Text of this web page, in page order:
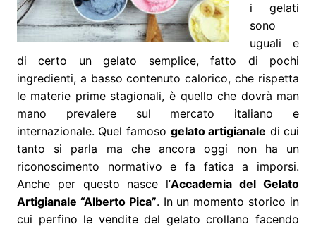
i gelati
sono
uguali e
di certo un gelato semplice, fatto di pochi
ingredienti, a basso contenuto calorico, che rispetta
le materie prime stagionali, è quello che dovrà man
mano prevalere sul mercato italiano e
internazionale. Quel famoso gelato artigianale di cui
tanto si parla ma che ancora oggi non ha un
riconoscimento normativo e fa fatica a imporsi.
Anche per questo nasce l’Accademia del Gelato
Artigianale “Alberto Pica”. In un momento storico in
cui perfino le vendite del gelato crollano facendo